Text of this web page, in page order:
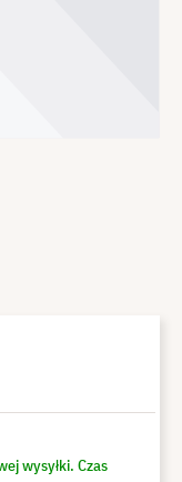
wysyłki. Czas